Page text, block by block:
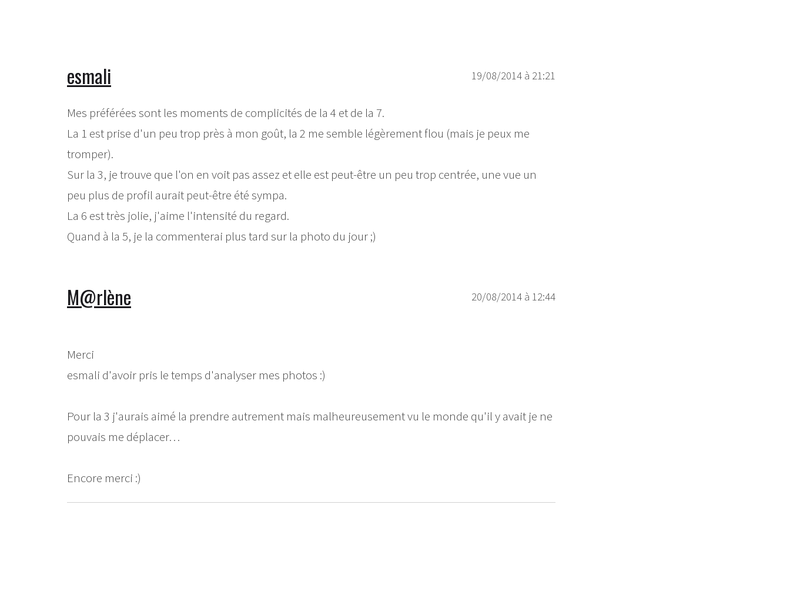
19/08/2014 à 21:21
esmali
Mes préférées sont les moments de complicités de la 4 et de la 7.
La 1 est prise d'un peu trop près à mon goût, la 2 me semble légèrement flou (mais je peux me
tromper).
Sur la 3, je trouve que l'on en voit pas assez et elle est peut-être un peu trop centrée, une vue un
peu plus de profil aurait peut-être été sympa.
La 6 est très jolie, j'aime l'intensité du regard.
Quand à la 5, je la commenterai plus tard sur la photo du jour ;)
20/08/2014 à 12:44
M@rlène
Merci
esmali d'avoir pris le temps d'analyser mes photos :)
Pour la 3 j'aurais aimé la prendre autrement mais malheureusement vu le monde qu'il y avait je ne
pouvais me déplacer…
Encore merci :)